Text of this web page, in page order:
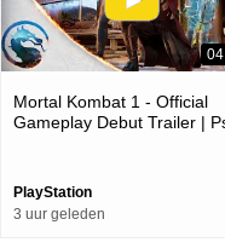
Mortal Kombat 1 - Official
Gameplay Debut Trailer |
PlayStation
3 uur geleden